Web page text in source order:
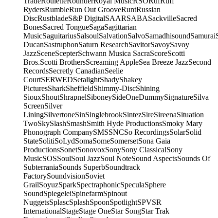
RydersRumbleRun Out GrooveRuntRussian
DiscRustbladeS&P DigitalSAARSABASackvilleSacred
BonesSacred TongueSagaSagittarian
MusicSaguitariusSalsoulSalvationSalvoSamadhisoundSamurai
DucanSastruphonSaturn ResearchSavitorSavoySavoy
JazzSceneScepterSchwann Musica SacraScoreScotti
Bros.Scotti BrothersScreaming AppleSea Breeze JazzSecond
RecordsSecretly CanadianSeelie
CourtSERWEDSetalightShadyShakey
PicturesSharkSheffieldShimmy-DiscShining
SiouxShoutShrapnelSiboneySideOneDummySignatureSilva
ScreenSilver
LiningSilvertoneSinSinglebrookSintezSireSireenaSituation
TwoSkySlashSmashSmith Hyde ProductionsSmoky Mary
Phonograph CompanySMSSNCSo RecordingsSolarSolid
StateSolitiSoLydSomaSomeSomersetSona Gaia
ProductionsSonetSonovoxSonySony ClassicalSony
MusicSOSSoulSoul JazzSoul NoteSound AspectsSounds Of
SubterraniaSounds SuperbSoundtrack
FactorySoundvisionSoviet
GrailSoyuzSparkSpectraphonicSpeculaSphere
SoundSpiegeleiSpinefarmSpinout
NuggetsSplascSplashSpoonSpotlightSPVSR
InternationalStageStage OneStar SongStar Trak